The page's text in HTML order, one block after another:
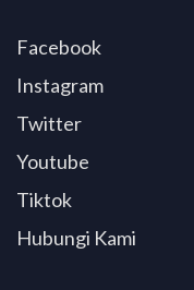
Facebook
Instagram
Twitter
Youtube
Tiktok
Hubungi Kami